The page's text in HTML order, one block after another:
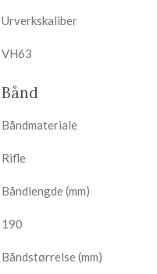
Urverkskaliber
VH63
Bånd
Båndmateriale
Rifle
Båndlengde (mm)
190
Båndstørrelse (mm)